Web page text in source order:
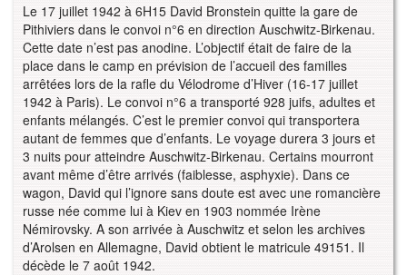
Le 17 juillet 1942 à 6H15 David Bronstein quitte la gare de
Pithiviers dans le convoi n°6 en direction Auschwitz-Birkenau.
Cette date n’est pas anodine. L’objectif était de faire de la
place dans le camp en prévision de l’accueil des familles
arrêtées lors de la rafle du Vélodrome d’Hiver (16-17 juillet
1942 à Paris). Le convoi n°6 a transporté 928 juifs, adultes et
enfants mélangés. C’est le premier convoi qui transportera
autant de femmes que d’enfants. Le voyage durera 3 jours et
3 nuits pour atteindre Auschwitz-Birkenau. Certains mourront
avant même d’être arrivés (faiblesse, asphyxie). Dans ce
wagon, David qui l’ignore sans doute est avec une romancière
russe née comme lui à Kiev en 1903 nommée Irène
Némirovsky. A son arrivée à Auschwitz et selon les archives
d’Arolsen en Allemagne, David obtient le matricule 49151. Il
décède le 7 août 1942.